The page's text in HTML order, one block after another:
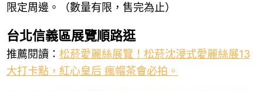
限定周邊。（數量有限，售完為止）
台北信義區展覽順路逛
推薦閱讀： 松菸愛麗絲展覽！松菸沈浸式愛麗絲展13
大打卡點，紅心皇后 瘋帽茶會必拍。